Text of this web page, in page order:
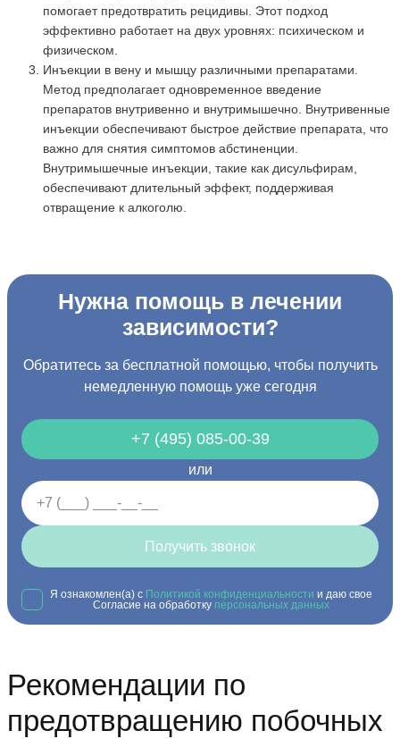
помогает предотвратить рецидивы. Этот подход
эффективно работает на двух уровнях: психическом и
физическом.
Инъекции в вену и мышцу различными препаратами.
Метод предполагает одновременное введение
препаратов внутривенно и внутримышечно. Внутривенные
инъекции обеспечивают быстрое действие препарата, что
важно для снятия симптомов абстиненции.
Внутримышечные инъекции, такие как дисульфирам,
обеспечивают длительный эффект, поддерживая
отвращение к алкоголю.
Нужна помощь в лечении
зависимости?
Обратитесь за бесплатной помощью, чтобы получить
немедленную помощь уже сегодня
+7 (495) 085-00-39
или
Получить звонок
Я ознакомлен(а) с Политикой конфиденциальности и даю свое
Согласие на обработку персональных данных
Рекомендации по
предотвращению побочных